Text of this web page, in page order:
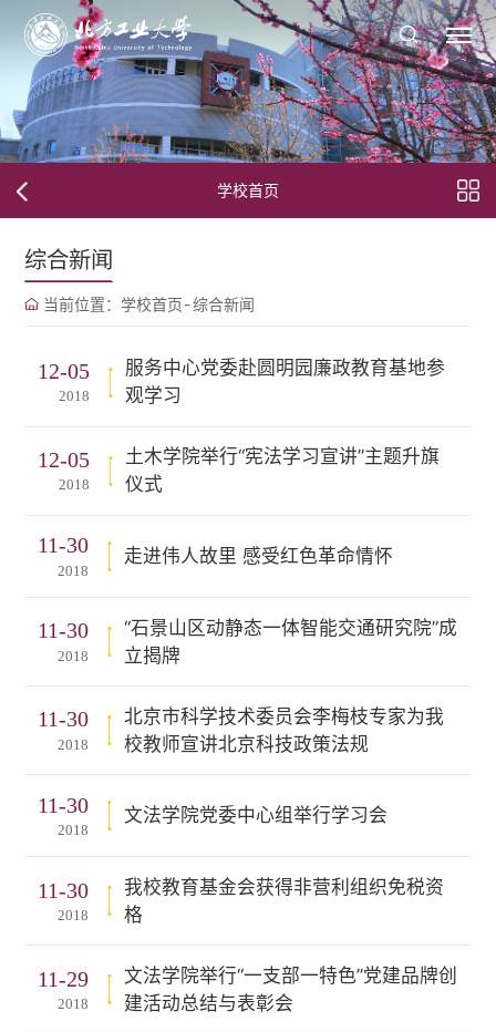
学校首页
综合新闻
当前位置： 学校首页-综合新闻
12-05
2018
服务中心党委赴圆明园廉政教育基地参
观学习
12-05
2018
土木学院举行“宪法学习宣讲”主题升旗
仪式
11-30
2018
走进伟人故里 感受红色革命情怀
11-30
2018
“石景山区动静态一体智能交通研究院”成
立揭牌
11-30
2018
北京市科学技术委员会李梅枝专家为我
校教师宣讲北京科技政策法规
11-30
2018
文法学院党委中心组举行学习会
11-30
2018
我校教育基金会获得非营利组织免税资
格
11-29
2018
文法学院举行“一支部一特色”党建品牌创
建活动总结与表彰会